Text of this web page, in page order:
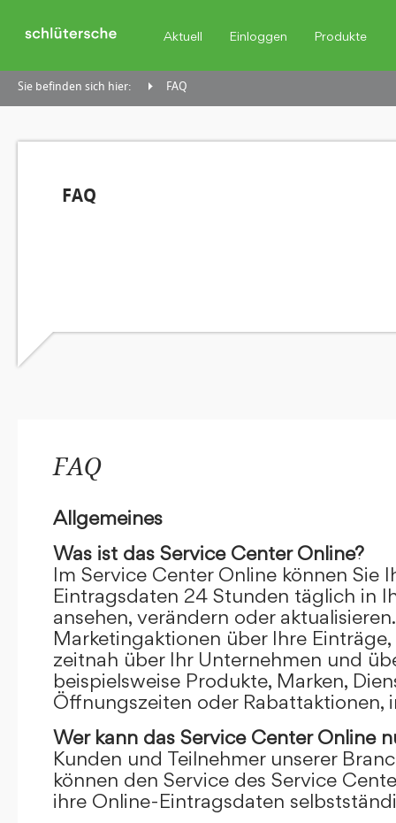
Aktuell Einloggen Produkte
Sie befinden sich hier: FAQ
FAQ
FAQ
Allgemeines
Was ist das Service Center Online?
Im Service Center Online können Sie
Eintragsdaten 24 Stunden täglich in
ansehen, verändern oder
Marketingaktionen über Ihre
zeitnah über Ihr Unternehmen und
beispielsweise Produkte, Marken,
Öffnungszeiten oder Rabattaktionen,
Wer kann das Service Center Online
Kunden und Teilnehmer unserer
können den Service des Service
ihre Online-Eintragsdaten